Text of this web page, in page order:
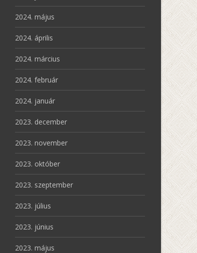
2024. május
2024. április
2024. március
2024. február
2024. január
2023. december
2023. november
2023. október
2023. szeptember
2023. július
2023. június
2023. május